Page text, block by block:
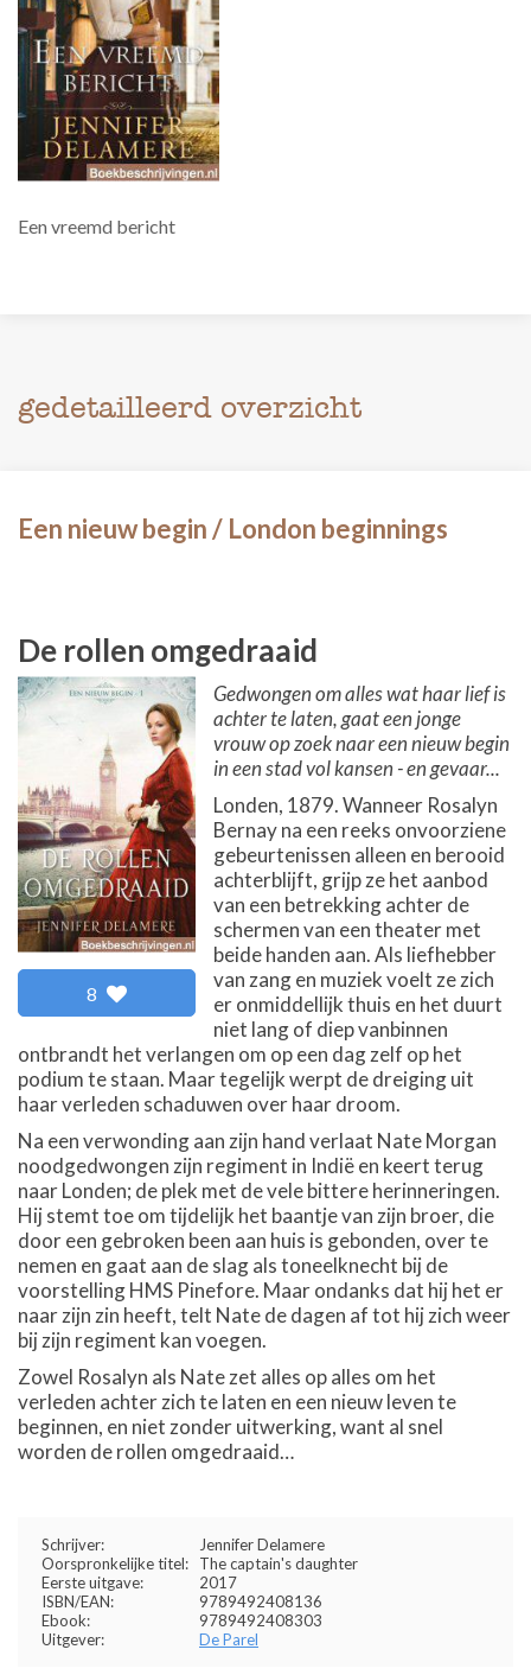
Een vreemd bericht
gedetailleerd overzicht
Een nieuw begin / London beginnings
De rollen omgedraaid
8
Gedwongen om alles wat haar lief is
achter te laten, gaat een jonge
vrouw op zoek naar een nieuw begin
in een stad vol kansen - en gevaar...
Londen, 1879. Wanneer Rosalyn
Bernay na een reeks onvoorziene
gebeurtenissen alleen en berooid
achterblijft, grijp ze het aanbod
van een betrekking achter de
schermen van een theater met
beide handen aan. Als liefhebber
van zang en muziek voelt ze zich
er onmiddellijk thuis en het duurt
niet lang of diep vanbinnen
ontbrandt het verlangen om op een dag zelf op het
podium te staan. Maar tegelijk werpt de dreiging uit
haar verleden schaduwen over haar droom.
Na een verwonding aan zijn hand verlaat Nate Morgan
noodgedwongen zijn regiment in Indië en keert terug
naar Londen; de plek met de vele bittere herinneringen.
Hij stemt toe om tijdelijk het baantje van zijn broer, die
door een gebroken been aan huis is gebonden, over te
nemen en gaat aan de slag als toneelknecht bij de
voorstelling HMS Pinefore. Maar ondanks dat hij het er
naar zijn zin heeft, telt Nate de dagen af tot hij zich weer
bij zijn regiment kan voegen.
Zowel Rosalyn als Nate zet alles op alles om het
verleden achter zich te laten en een nieuw leven te
beginnen, en niet zonder uitwerking, want al snel
worden de rollen omgedraaid…
Schrijver:
Jennifer Delamere
Oorspronkelijke titel:
The captain's daughter
Eerste uitgave:
2017
ISBN/EAN:
9789492408136
Ebook:
9789492408303
Uitgever:
De Parel